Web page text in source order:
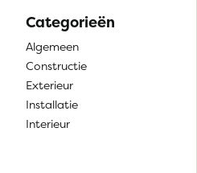
Categorieën
Algemeen
Constructie
Exterieur
Installatie
Interieur